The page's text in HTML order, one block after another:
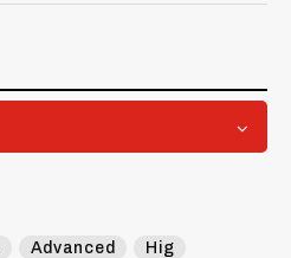
Advanced Hig